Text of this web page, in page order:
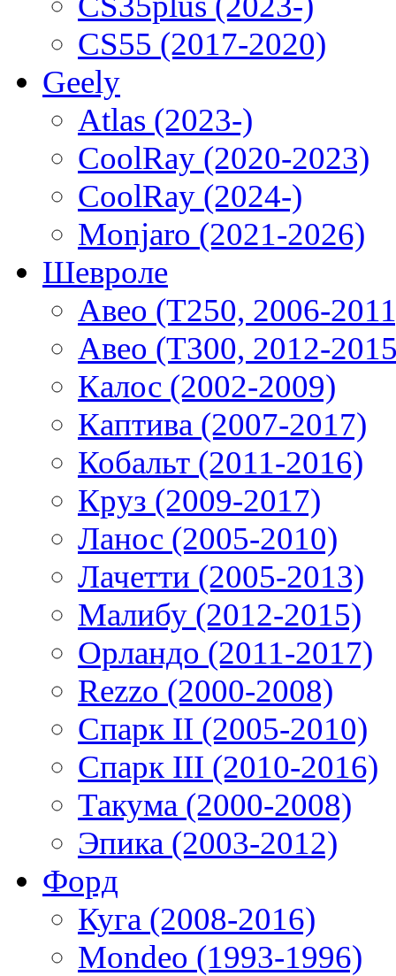
CS55 (2017-2020)
Geely
Atlas (2023-)
CoolRay (2020-2023)
CoolRay (2024-)
Monjaro (2021-2026)
Шевроле
Авео (T250, 2006-
Авео (T300, 2012-
Калос (2002-2009)
Каптива (2007-2017)
Кобальт (2011-2016)
Круз (2009-2017)
Ланос (2005-2010)
Лачетти (2005-2013)
Малибу (2012-2015)
Орландо (2011-2017)
Rezzo (2000-2008)
Спарк II (2005-2010)
Спарк III (2010-2016)
Такума (2000-2008)
Эпика (2003-2012)
Форд
Куга (2008-2016)
Mondeo (1993-1996)